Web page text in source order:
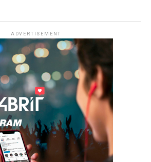
ADVERTISEMENT